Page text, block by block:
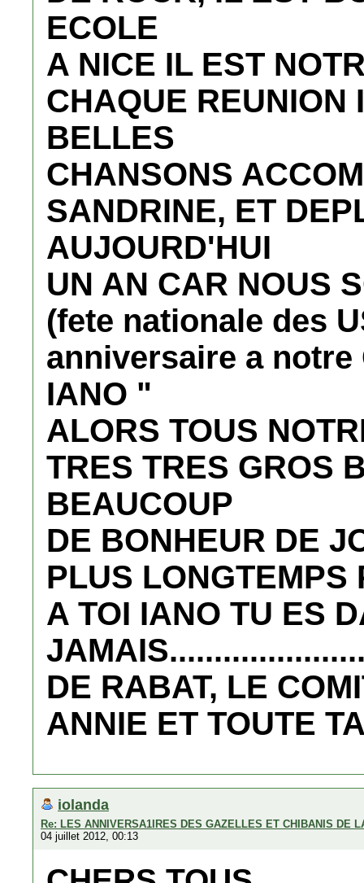
ECOLE
A NICE IL EST
CHAQUE REUNION
BELLES
CHANSONS
SANDRINE, ET
AUJOURD'HUI
UN AN CAR NOUS
(fete nationale des
anniversaire a notre
IANO "
ALORS TOUS
TRES TRES GROS
BEAUCOUP
DE BONHEUR DE
PLUS LONGTEMPS
A TOI IANO TU ES
DE RABAT, LE
ANNIE ET TOUTE
iolanda
Re: LES ANNIVERSA1IRES DES GAZELLES ET CHIBANIS DE
04 juillet 2012, 00:13